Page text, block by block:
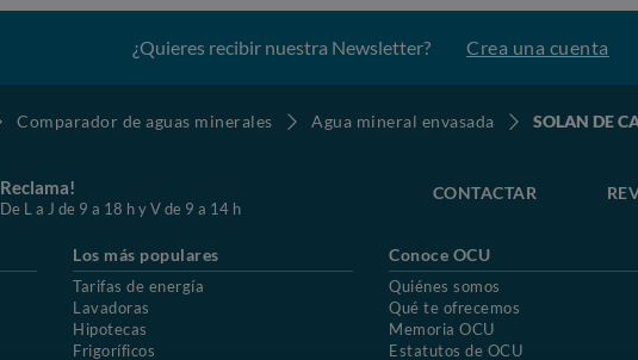
¿Quieres recibir nuestra Newsletter? Crea una cuenta
Comparador de aguas minerales Agua mineral envasada SOLAN DE
Reclama!
De L a J de 9 a 18 h y V de 9 a 14 h
CONTACTAR
Los más populares
Tarifas de energía
Lavadoras
Hipotecas
Frigoríficos
Conoce OCU
Quiénes somos
Qué te ofrecemos
Memoria OCU
Estatutos de OCU